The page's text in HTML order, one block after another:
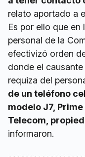
relato aportado a
Es por ello que en
personal de la
efectivizó orden
donde el
requiza del
de un teléfono
modelo J7,
Telecom,
informaron.